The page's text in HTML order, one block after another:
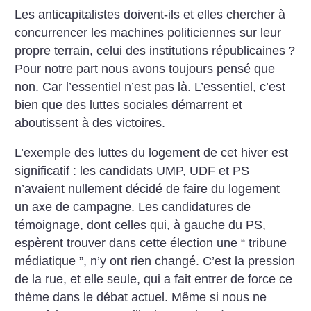
Les anticapitalistes doivent-ils et elles chercher à
concurrencer les machines politiciennes sur leur
propre terrain, celui des institutions républicaines ?
Pour notre part nous avons toujours pensé que
non. Car l’essentiel n’est pas là. L’essentiel, c’est
bien que des luttes sociales démarrent et
aboutissent à des victoires.
L’exemple des luttes du logement de cet hiver est
significatif : les candidats UMP, UDF et PS
n’avaient nullement décidé de faire du logement
un axe de campagne. Les candidatures de
témoignage, dont celles qui, à gauche du PS,
espèrent trouver dans cette élection une “ tribune
médiatique ”, n’y ont rien changé. C’est la pression
de la rue, et elle seule, qui a fait entrer de force ce
thème dans le débat actuel. Même si nous ne